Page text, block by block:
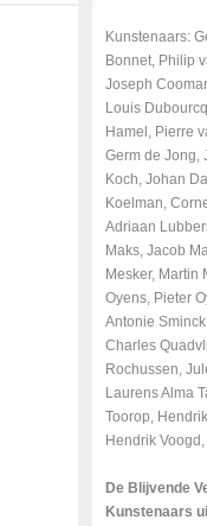
Kunstenaars:
Bonnet, Philip
Joseph
Louis
Hamel, Pierre
Germ de Jong,
Koch, Johan
Koelman,
Adriaan
Maks, Jacob
Mesker, Martin
Oyens, Pieter
Antonie
Charles
Rochussen,
Laurens Alma
Toorop,
Hendrik
De Blijvende
Kunstenaars